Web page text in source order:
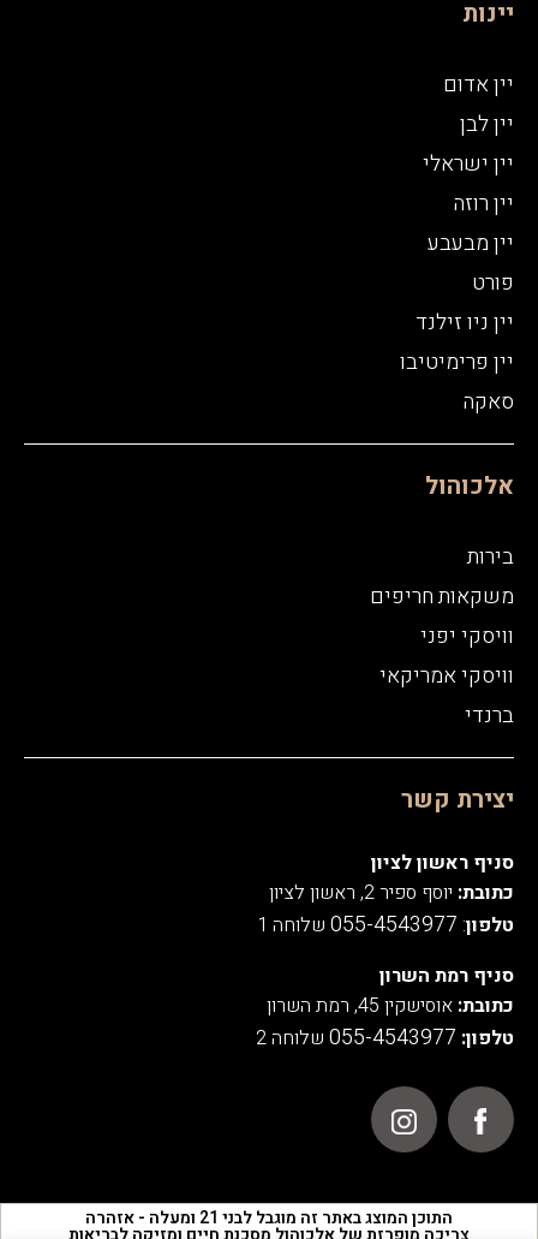
התוכן המוצג באתר זה מוגבל לבני 21 ומעלה - אזהרה
יינות
יין אדום
יין לבן
יין ישראלי
יין רוזה
יין מבעבע
פורט
יין ניו זילנד
יין פרימיטיבו
סאקה
אלכוהול
בירות
משקאות חריפים
וויסקי יפני
וויסקי אמריקאי
ברנדי
יצירת קשר
סניף ראשון לציון
כתובת: יוסף ספיר 2, ראשון לציון
טלפון:
055-4543977 שלוחה 1
סניף רמת השרון
כתובת: אוסישקין 45, רמת השרון
טלפון: 055-4543977 שלוחה 2